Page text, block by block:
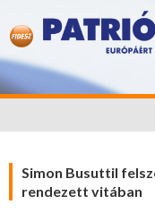
Simon Busuttil
rendezett vitában